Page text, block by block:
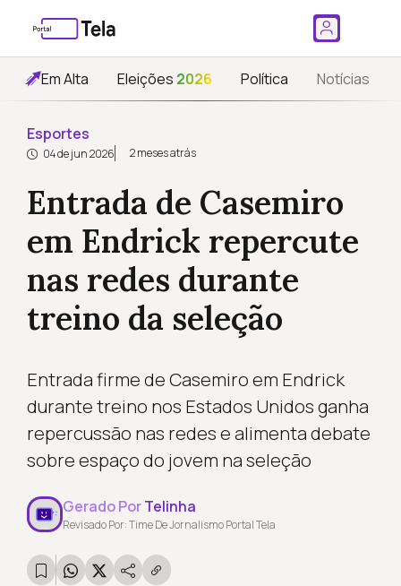
Em Alta Eleições 2026 Política Notícias
Esportes
04 de jun 2026 2 meses atrás
Entrada de Casemiro
em Endrick repercute
nas redes durante
treino da seleção
Entrada firme de Casemiro em Endrick
durante treino nos Estados Unidos ganha
repercussão nas redes e alimenta debate
sobre espaço do jovem na seleção
Gerado PorTelinha
Revisado Por: Time De Jornalismo Portal Tela